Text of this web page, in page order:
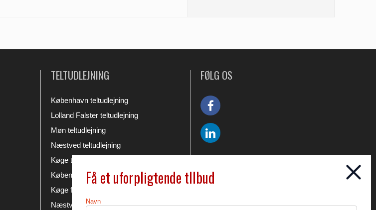
TELTUDLEJNING
København teltudlejning
Lolland Falster teltudlejning
Møn teltudlejning
Næstved teltudlejning
Køge teltudlejning
København festudlejning
Køge festudlejning
Næstved festudlejning
FØLG OS
Få et uforpligtende tllbud
Navn